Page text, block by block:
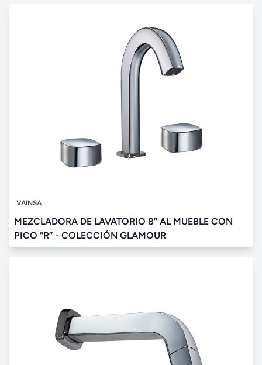
VAINSA
MEZCLADORA DE LAVATORIO 8” AL MUEBLE CON
PICO “R” - COLECCIÓN GLAMOUR